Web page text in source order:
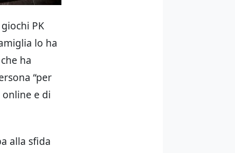
PK
lo ha
ha
“per
online e di
alla sfida